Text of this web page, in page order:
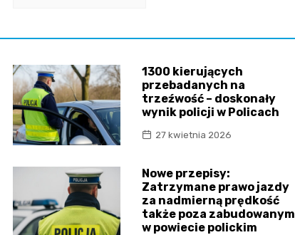
1300 kierujących
przebadanych na
trzeźwość – doskonały
wynik policji w Policach
27 kwietnia 2026
Nowe przepisy:
Zatrzymane prawo jazdy
za nadmierną prędkość
także poza zabudowanym
w powiecie polickim